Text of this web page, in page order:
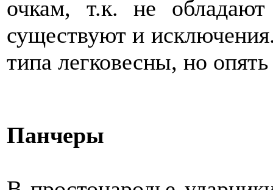
очкам, т.к. не
существуют и
типа легковесны, но
Панчеры